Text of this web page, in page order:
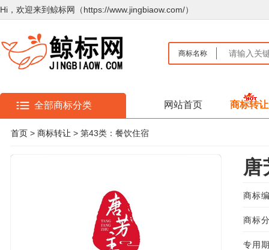
Hi，欢迎来到鲸标网（https://www.jingbiaow.com/）
商标名称
全部商标分类 网站首页 商标转让
首页 > 商标转让 > 第43类：餐饮住宿
唐
商标
商标
专用